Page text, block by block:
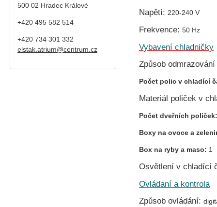
Napětí: 220-240 V
Frekvence: 50 Hz
Vybavení chladničky
Způsob
Počet polic v chladící
Materiál poliček v
Počet dveřních
Boxy na ovoce a
Box na ryby a maso: 1
Osvětlení v chladící
Ovládaní a kontrola
Způsob ovládání:
500 02 Hradec Králové
+420 495 582 514
+420 734 301 332
elstak.atrium@centrum.cz